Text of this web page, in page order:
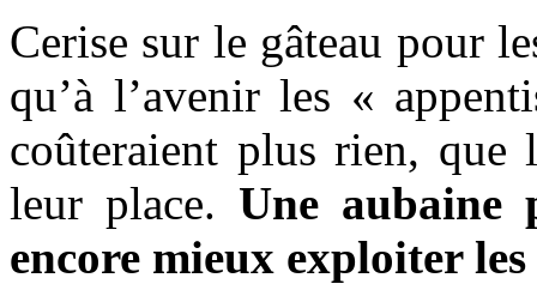
Cerise sur le gâteau pour
qu’à l’avenir les «
coûteraient plus rien, que
leur place. Une aubaine
encore mieux exploiter